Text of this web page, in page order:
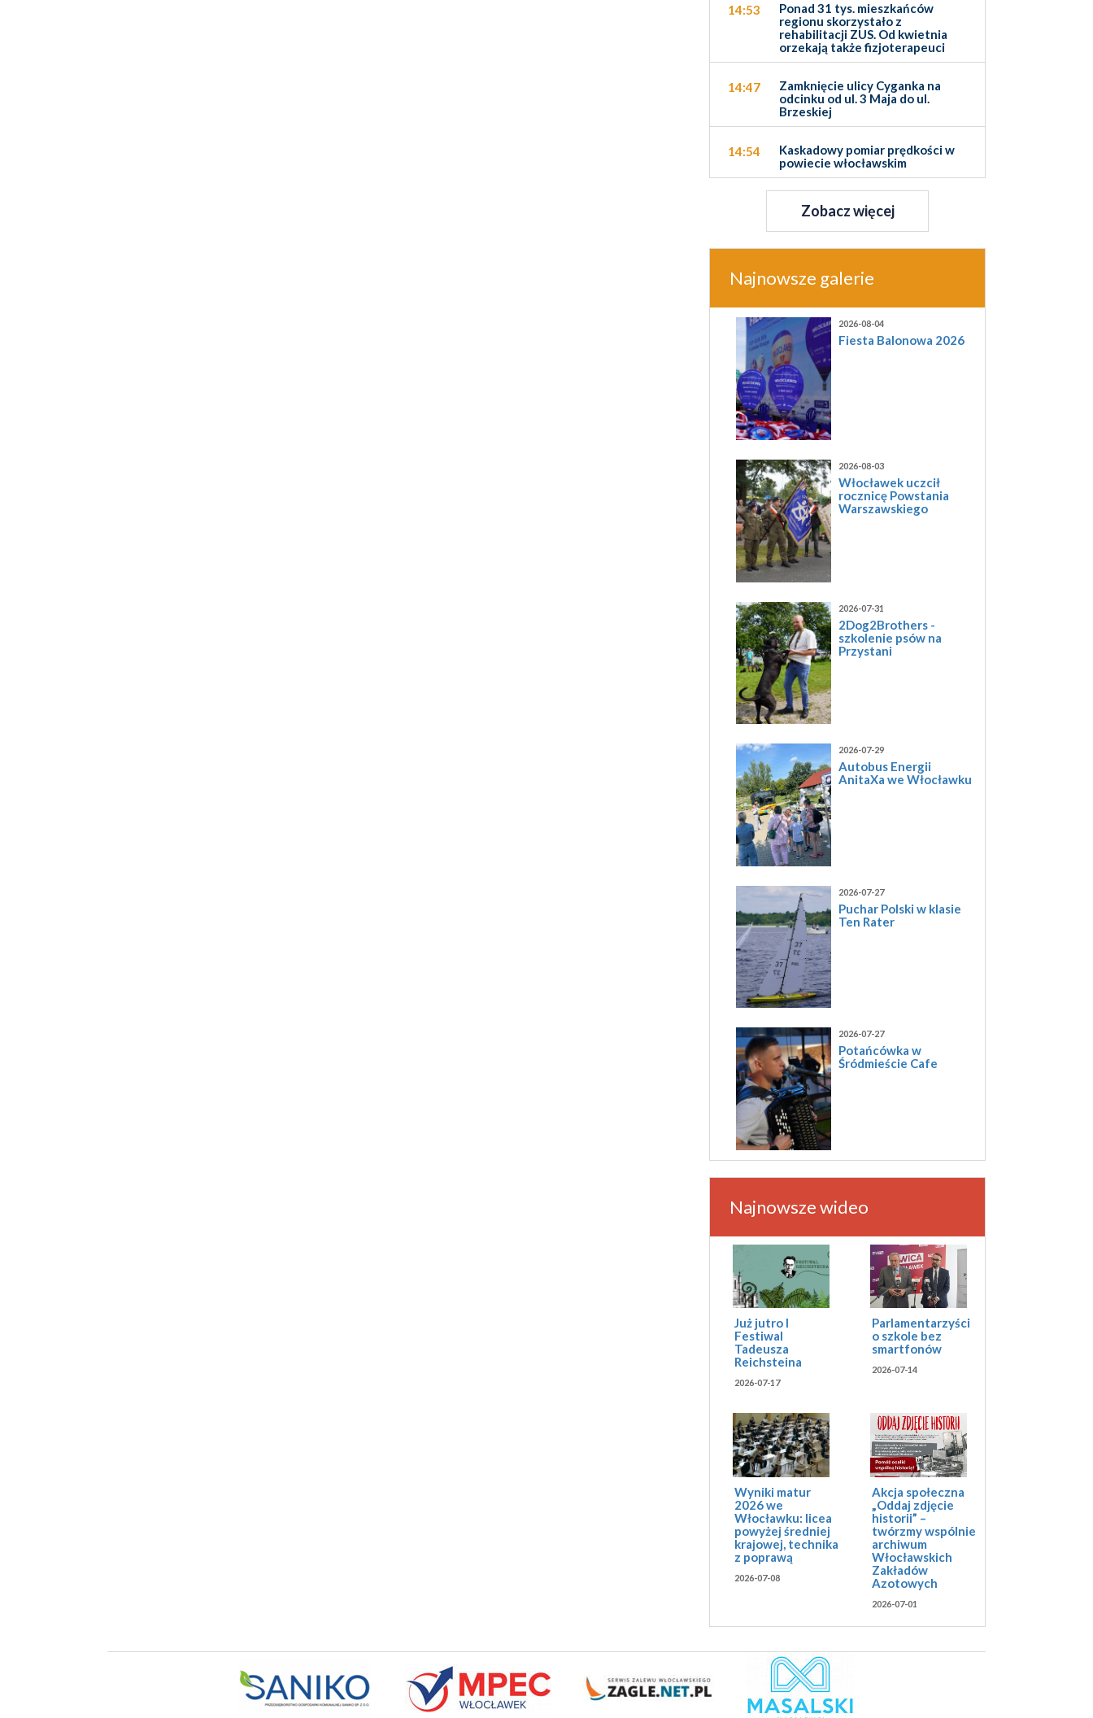
14:53
Ponad 31 tys. mieszkańców
regionu skorzystało z
rehabilitacji ZUS. Od kwietnia
orzekają także fizjoterapeuci
14:47
Zamknięcie ulicy Cyganka na
odcinku od ul. 3 Maja do ul.
Brzeskiej
14:54
Kaskadowy pomiar prędkości w
powiecie włocławskim
Zobacz więcej
Najnowsze galerie
2026-08-04
Fiesta Balonowa 2026
2026-08-03
Włocławek uczcił
rocznicę Powstania
Warszawskiego
2026-07-31
2Dog2Brothers -
szkolenie psów na
Przystani
2026-07-29
Autobus Energii
AnitaXa we Włocławku
2026-07-27
Puchar Polski w klasie
Ten Rater
2026-07-27
Potańcówka w
Śródmieście Cafe
Najnowsze wideo
Już jutro I
Festiwal
Tadeusza
Reichsteina
2026-07-17
Parlamentarzyści
o szkole bez
smartfonów
2026-07-14
Wyniki matur
2026 we
Włocławku: licea
powyżej średniej
krajowej, technika
z poprawą
2026-07-08
Akcja społeczna
„Oddaj zdjęcie
historii” –
twórzmy wspólnie
archiwum
Włocławskich
Zakładów
Azotowych
2026-07-01